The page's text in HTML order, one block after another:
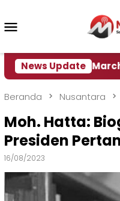
konten
News Update
World Marching
Beranda Nusantara
Moh. Hatta:
Presiden
16/08/2023